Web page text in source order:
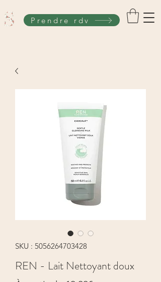
Prendre rdv
SKU : 5056264703428
REN - Lait Nettoyant doux